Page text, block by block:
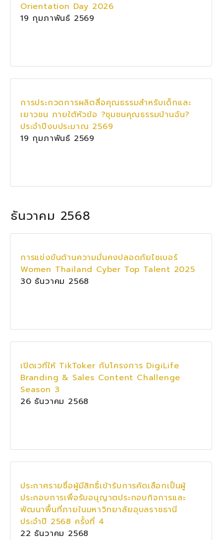
Orientation Day 2026
19 กุมภาพันธ์ 2569
การประกวดการผลิตสื่อคุณธรรมสำหรับเด็กและ
เยาวชน ภายใต้หัวข้อ ?ชุมชนคุณธรรมบ้านฉัน?
ประจำปีงบประมาณ 2569
19 กุมภาพันธ์ 2569
ธันวาคม 2568
การแข่งขันด้านความมั่นคงปลอดภัยไซเบอร์
Women Thailand Cyber Top Talent 2025
30 ธันวาคม 2568
เปิดเวทีให้ TikToker กับโครงการ DigiLife
Branding & Sales Content Challenge
Season 3
26 ธันวาคม 2568
ประกาศรายชื่อผู้มีสิทธิ์เข้ารับการคัดเลือกเป็นผู้
ประกอบการเพื่อรับอนุญาตประกอบกิจการและ
พัฒนาพื้นที่ภายในมหาวิทยาลัยอุบลราชธานี
ประจำปี 2568 ครั้งที่ 4
22 ธันวาคม 2568